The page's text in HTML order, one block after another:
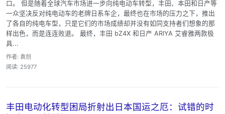
口。 但是随着全球汽车市场进一步向纯电动车转型，丰田、本田和日产等
一众坚决反对纯电动车的老牌日系车企，最终也在市场的压力之下，推出
了各自的纯电车型，只是它们的市场成绩却并没有如同支持者们想象的那
样出色，而是连连败退。 最终，丰田 bZ4X 和日产 ARIYA 艾睿雅两款极
具...
作者: 袁创
阅读: 25977
丰田电动化转型困局折射出日本国运之厄：试错的时